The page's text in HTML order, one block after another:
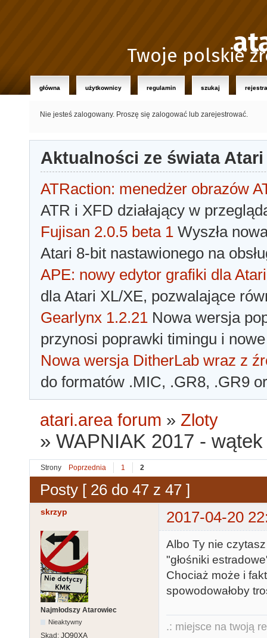
Twoje polskie
główna użytkownicy regulamin szukaj
Nie jesteś zalogowany. Proszę się zalogować lub zarejestrować.
Aktualności ze świata Atari
ATRaction: menedżer obrazów
ATR i XFD działający w
Fujisan 2.0.5 beta 1 Wyszła
Atari 8-bit nastawionego na
APE: nowy edytor grafiki dla Atari
dla Atari XL/XE, pozwalające
Gearlynx 1.2.21 Nowa wersja
przynosi poprawki timingu i
Nowa wersja DitherLab wraz z
do formatów .MIC, .GR8, .GR9
atari.area forum » Zloty
»WAPNIAK 2017 -
Strony Poprzednia 1 2
Posty [ 26 do 47 z 47 ]
skrzyp 2017-04-20
Najmłodszy Atarowiec
Nieaktywny
Skąd: JO90XA
Albo Ty nie
"głośniki
Chociaż może i
spowodowałoby
.: miejsce na twoją